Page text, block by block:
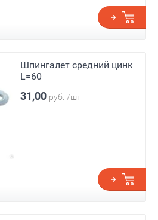
Шпингалет средний цинк
L=60
31,00 руб. /шт